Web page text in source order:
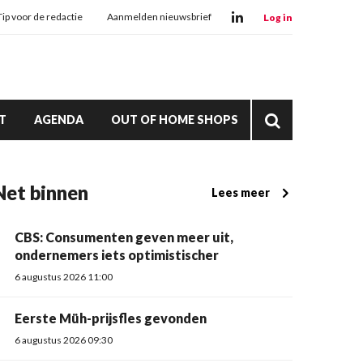
voor de redactie Aanmelden nieuwsbrief Log in
AGENDA OUT OF HOME SHOPS
binnen Lees meer
CBS: Consumenten geven meer uit,
ondernemers iets optimistischer
6 augustus 2026 11:00
Eerste Müh-prijsfles gevonden
6 augustus 2026 09:30